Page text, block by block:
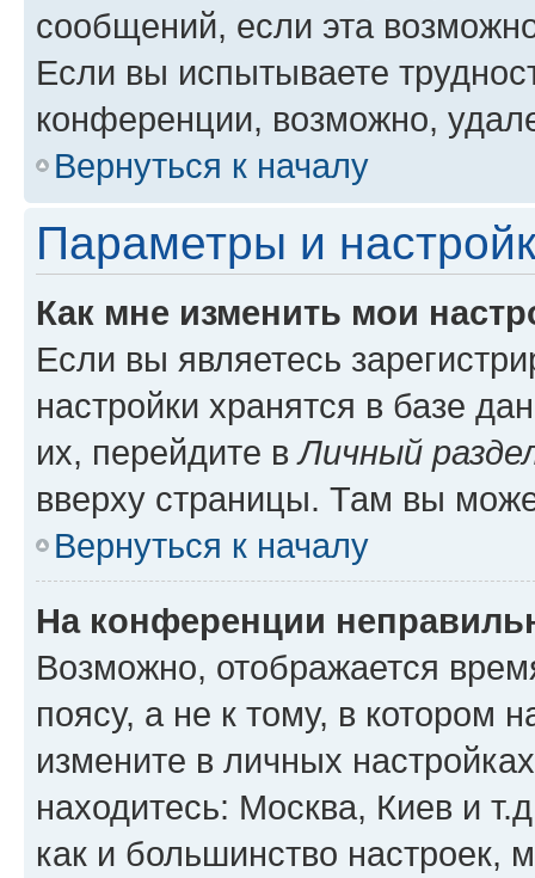
сообщений, если эта
Если вы испытываете
конференции, возможно,
Вернуться к началу
Параметры и
Как мне изменить мои
Если вы являетесь
настройки хранятся в базе
их, перейдите вЛичный
вверху страницы. Там вы
Вернуться к началу
На конференции
Возможно, отображается
поясу, а не к тому, в котором
измените в личных
находитесь: Москва, Киев и
как и большинство настроек,